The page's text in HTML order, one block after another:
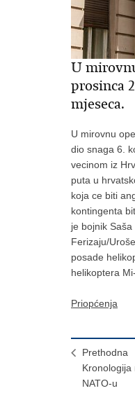
U
prosinca
mjeseca.
U mirovnu
dio snaga 6.
vecinom iz
puta u
koja ce biti
kontingenta
je bojnik
Ferizaju/
posade
helikoptera
Priopćenja
Prethodna
Kronologija
NATO-u